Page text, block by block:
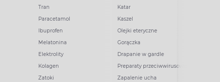
Tran
Paracetamol
Ibuprofen
Melatonina
Elektrolity
Kolagen
Zatoki
Katar
Kaszel
Olejki eteryczne
Gorączka
Drapanie w gardle
Preparaty przeciwwirusowe
Zapalenie ucha